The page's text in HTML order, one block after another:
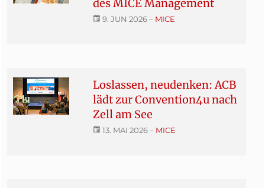
des MICE Management
9. JUN 2026– MICE
Loslassen, neudenken: ACB
lädt zur Convention4u nach
Zell am See
13. MAI 2026– MICE